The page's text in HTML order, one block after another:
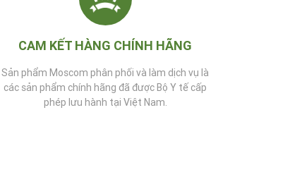
CAM KẾT HÀNG CHÍNH HÃNG
Sản phẩm Moscom phân phối và làm dịch vụ là
các sản phẩm chính hãng đã được Bộ Y tế cấp
phép lưu hành tại Việt Nam.